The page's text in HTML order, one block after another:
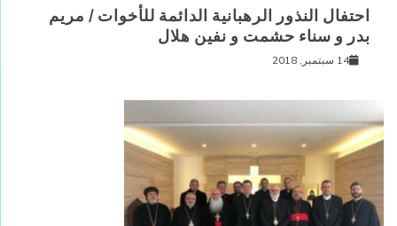
احتفال النذور الرهبانية الدائمة للأخوات / مريم
بدر و سناء حشمت و نفين هلال
14 سبتمبر, 2018